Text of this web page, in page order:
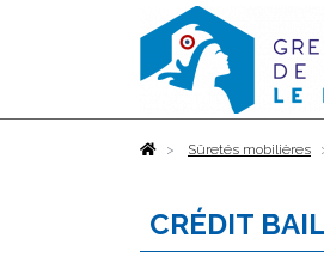
AccueilSûretés mobilières
CRÉDIT